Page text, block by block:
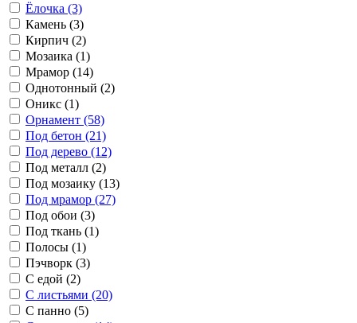
Ёлочка (3)
Камень (3)
Кирпич (2)
Мозаика (1)
Мрамор (14)
Однотонный (2)
Оникс (1)
Орнамент (58)
Под бетон (21)
Под дерево (12)
Под металл (2)
Под мозаику (13)
Под мрамор (27)
Под обои (3)
Под ткань (1)
Полосы (1)
Пэчворк (3)
С едой (2)
С листьями (20)
С панно (5)